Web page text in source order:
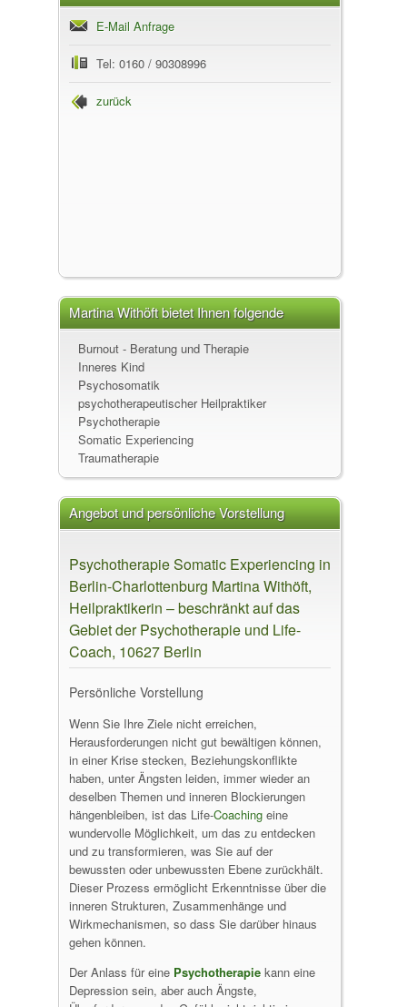
E-Mail Anfrage
Tel: 0160 / 90308996
zurück
Martina Withöft bietet Ihnen folgende
Leistungen an
Burnout - Beratung und Therapie
Inneres Kind
Psychosomatik
psychotherapeutischer Heilpraktiker
Psychotherapie
Somatic Experiencing
Traumatherapie
Angebot und persönliche Vorstellung
Psychotherapie Somatic Experiencing in
Berlin-Charlottenburg Martina Withöft,
Heilpraktikerin – beschränkt auf das
Gebiet der Psychotherapie und Life-
Coach, 10627 Berlin
Persönliche Vorstellung
Wenn Sie Ihre Ziele nicht erreichen,
Herausforderungen nicht gut bewältigen können,
in einer Krise stecken, Beziehungskonflikte
haben, unter Ängsten leiden, immer wieder an
deselben Themen und inneren Blockierungen
hängenbleiben, ist das Life-Coaching eine
wundervolle Möglichkeit, um das zu entdecken
und zu transformieren, was Sie auf der
bewussten oder unbewussten Ebene zurückhält.
Dieser Prozess ermöglicht Erkenntnisse über die
inneren Strukturen, Zusammenhänge und
Wirkmechanismen, so dass Sie darüber hinaus
gehen können.
Der Anlass für eine Psychotherapie kann eine
Depression sein, aber auch Ängste,